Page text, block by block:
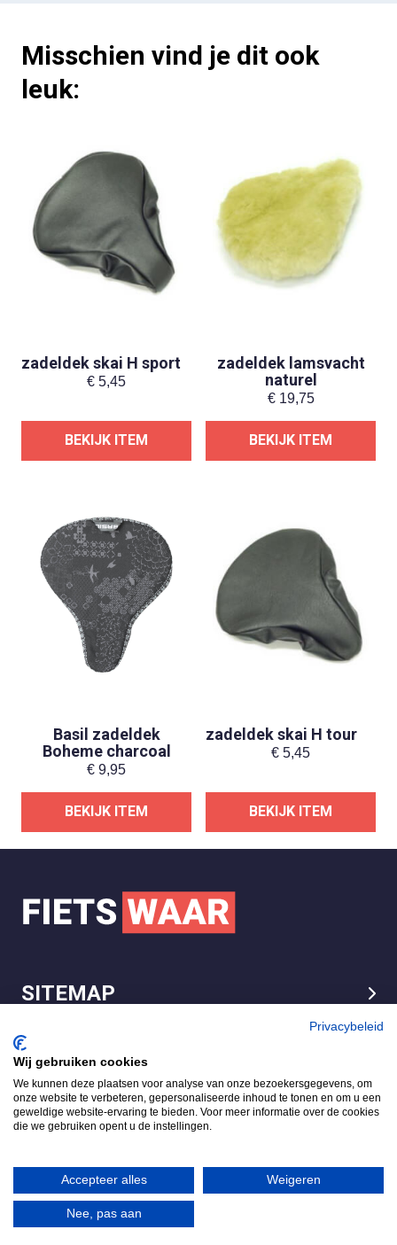
Misschien vind je dit ook
leuk:
zadeldek skai H sport
€ 5,45
BEKIJK ITEM
zadeldek lamsvacht
naturel
€19,75
BEKIJK ITEM
Basil zadeldek
Boheme charcoal
€ 9,95
BEKIJK ITEM
zadeldek skai H tour
€ 5,45
BEKIJK ITEM
SITEMAP
LEGAL
FietsWaar.nl
4.7
Gebaseerd op 540 reviews
Review ons op
Privacybeleid
Wij gebruiken cookies
We kunnen deze plaatsen voor analyse van onze bezoekersgegevens, om
onze website te verbeteren, gepersonaliseerde inhoud te tonen en om u een
geweldige website-ervaring te bieden. Voor meer informatie over de cookies
die we gebruiken opent u de instellingen.
Accepteer alles Weigeren
Nee, pas aan